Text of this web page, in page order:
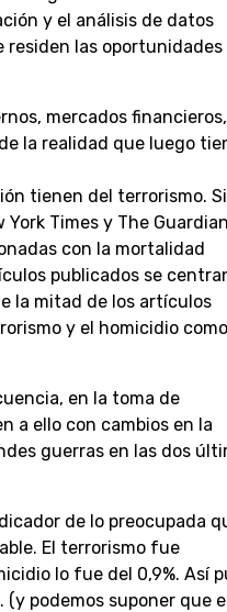
y el análisis de datos
residen las oportunidades
mercados financieros,
la realidad que luego
tienen del terrorismo. Si
Times y The
con la mortalidad
publicados se
la mitad de los artículos
y el homicidio como
en la toma de
a ello con cambios en la
guerras en las dos
de lo preocupada
El terrorismo fue
lo fue del 0,9%. Así
(y podemos suponer que